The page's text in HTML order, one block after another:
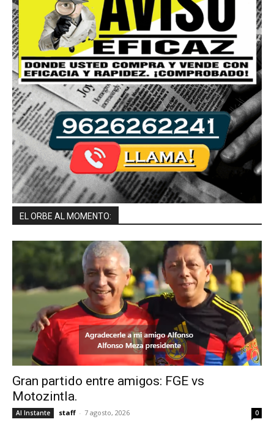
EL ORBE AL MOMENTO:
Gran partido entre amigos: FGE vs
Motozintla.
Al Instante staff - 7 agosto, 2026 0